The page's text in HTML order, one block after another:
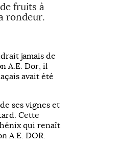
fruits à
rondeur.
jamais de
A.E. Dor, il
avait été
ses vignes et
Cette
qui renaît
A.E. DOR.